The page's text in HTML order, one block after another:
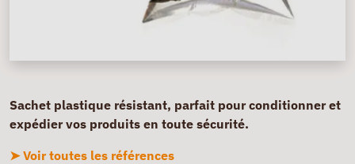
Sachet plastique résistant, parfait pour conditionner et
expédier vos produits en toute sécurité.
➤ Voir toutes les références